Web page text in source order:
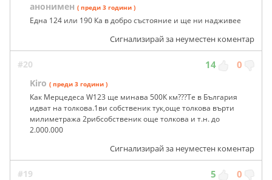
анонимен ( преди 3 години )
Една 124 или 190 Ка в добро състояние и ще ни надживее
Сигнализирай за неуместен коментар
#20 14 0
Kiro ( преди 3 години )
Как Мерцедеса W123 ще минава 500К км???Те в България
идват на толкова.1ви собственик тук,още толкова върти
милиметража 2рибсобственик още толкова и т.н. до
2.000.000
Сигнализирай за неуместен коментар
#19 5 0